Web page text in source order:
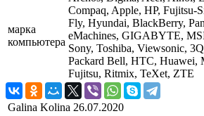
марка
компьютера
Compaq, Apple, HP, Fujitsu-
Fly, Hyundai, BlackBerry,
eMachines, GIGABYTE,
Sony, Toshiba, Viewsonic,
Packard Bell, HTC, Huawei,
Fujitsu, Ritmix, TeXet, ZTE
Galina Kolina 26.07.2020